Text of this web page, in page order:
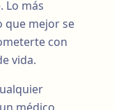
Lo más
que mejor se
con
vida.